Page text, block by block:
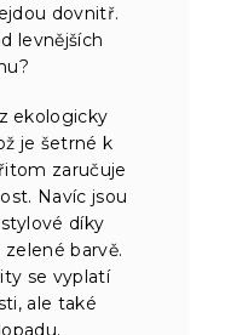
dovnitř.
levnějších
ekologicky
je šetrné k
zaručuje
Navíc jsou
díky
barvě.
se vyplatí
ale také